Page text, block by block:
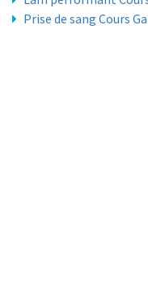
Prise de sang Cours